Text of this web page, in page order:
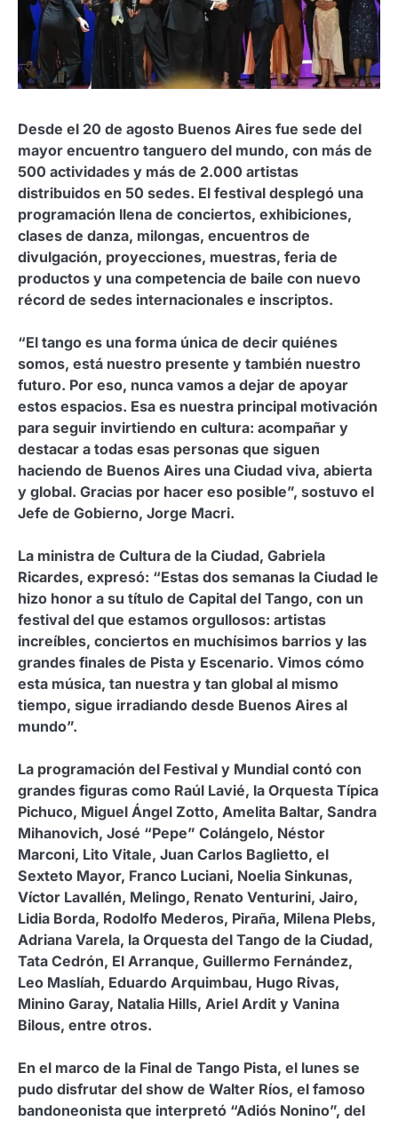
Desde el 20 de agosto Buenos Aires fue sede del
mayor encuentro tanguero del mundo, con más de
500 actividades y más de 2.000 artistas
distribuidos en 50 sedes. El festival desplegó una
programación llena de conciertos, exhibiciones,
clases de danza, milongas, encuentros de
divulgación, proyecciones, muestras, feria de
productos y una competencia de baile con nuevo
récord de sedes internacionales e inscriptos.
“El tango es una forma única de decir quiénes
somos, está nuestro presente y también nuestro
futuro. Por eso, nunca vamos a dejar de apoyar
estos espacios. Esa es nuestra principal motivación
para seguir invirtiendo en cultura: acompañar y
destacar a todas esas personas que siguen
haciendo de Buenos Aires una Ciudad viva, abierta
y global. Gracias por hacer eso posible”, sostuvo el
Jefe de Gobierno, Jorge Macri.
La ministra de Cultura de la Ciudad, Gabriela
Ricardes, expresó: “Estas dos semanas la Ciudad le
hizo honor a su título de Capital del Tango, con un
festival del que estamos orgullosos: artistas
increíbles, conciertos en muchísimos barrios y las
grandes finales de Pista y Escenario. Vimos cómo
esta música, tan nuestra y tan global al mismo
tiempo, sigue irradiando desde Buenos Aires al
mundo”.
La programación del Festival y Mundial contó con
grandes figuras como Raúl Lavié, la Orquesta Típica
Pichuco, Miguel Ángel Zotto, Amelita Baltar, Sandra
Mihanovich, José “Pepe” Colángelo, Néstor
Marconi, Lito Vitale, Juan Carlos Baglietto, el
Sexteto Mayor, Franco Luciani, Noelia Sinkunas,
Víctor Lavallén, Melingo, Renato Venturini, Jairo,
Lidia Borda, Rodolfo Mederos, Piraña, Milena Plebs,
Adriana Varela, la Orquesta del Tango de la Ciudad,
Tata Cedrón, El Arranque, Guillermo Fernández,
Leo Maslíah, Eduardo Arquimbau, Hugo Rivas,
Minino Garay, Natalia Hills, Ariel Ardit y Vanina
Bilous, entre otros.
En el marco de la Final de Tango Pista, el lunes se
pudo disfrutar del show de Walter Ríos, el famoso
bandoneonista que interpretó “Adiós Nonino”, del